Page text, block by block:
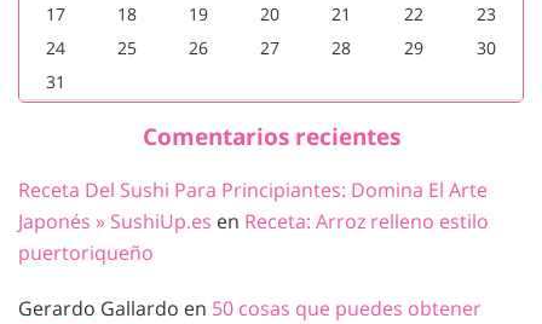
17
18 19 20 21 22
23
24
25 26 27 28 29
30
31
Comentarios recientes
Receta Del Sushi Para Principiantes: Domina El Arte
Japonés » SushiUp.es en Receta: Arroz relleno estilo
puertoriqueño
Gerardo Gallardo en 50 cosas que puedes obtener